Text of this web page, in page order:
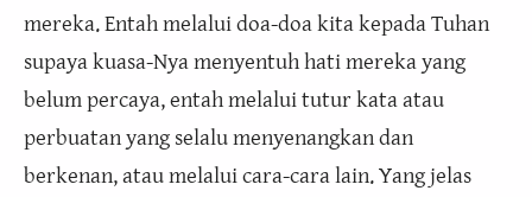
mereka. Entah melalui doa-doa kita kepada Tuhan
supaya kuasa-Nya menyentuh hati mereka yang
belum percaya, entah melalui tutur kata atau
perbuatan yang selalu menyenangkan dan
berkenan, atau melalui cara-cara lain. Yang jelas